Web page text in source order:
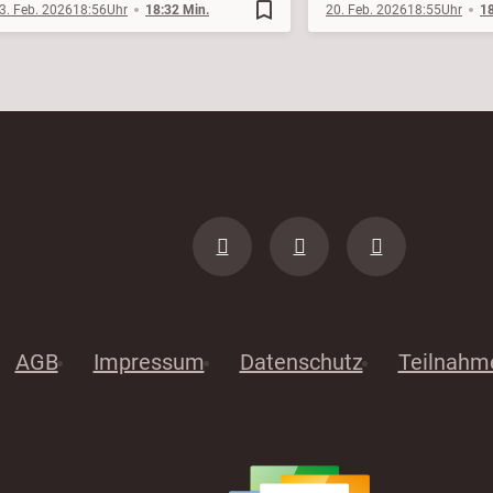
Feb. 202618:56 18:32 Min. bookmark_border 20. Feb. 202618:55
AGB Impressum Datenschutz